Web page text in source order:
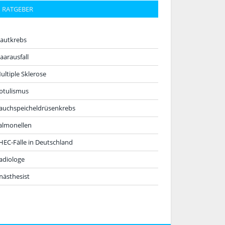
RATGEBER
Sklerose
Fälle in Deutschland